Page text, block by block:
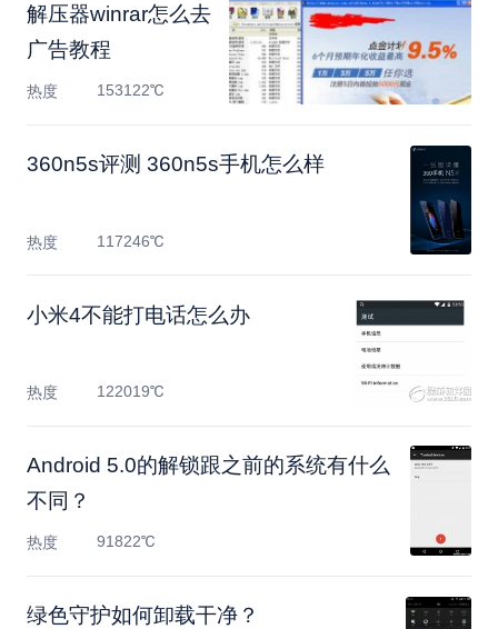
解压器winrar怎么去
广告教程
热度 153122℃
360n5s评测 360n5s手机怎么样
热度 117246℃
小米4不能打电话怎么办
热度 122019℃
Android 5.0的解锁跟之前的系统有什么
不同？
热度 91822℃
绿色守护如何卸载干净？